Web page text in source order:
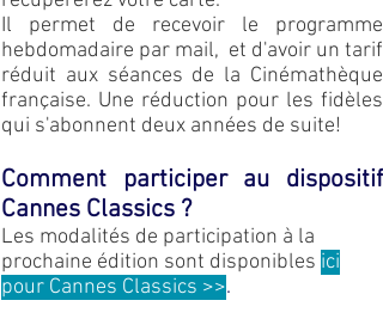
Il permet de recevoir le programme
hebdomadaire par mail, et d'avoir un tarif
réduit aux séances de la Cinémathèque
française. Une réduction pour les fidèles
qui s'abonnent deux années de suite!
Comment participer au dispositif
Cannes Classics ?
Les modalités de participation à la
prochaine édition sont disponibles ici
pour Cannes Classics >>.